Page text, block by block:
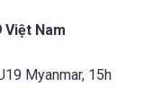
Việt Nam